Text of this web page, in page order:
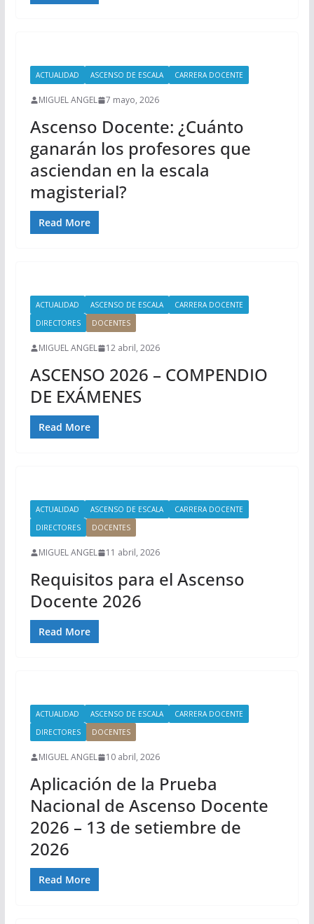
ACTUALIDAD ASCENSO DE ESCALA CARRERA DOCENTE
MIGUEL ANGEL 7 mayo, 2026
Ascenso Docente: ¿Cuánto
ganarán los profesores que
asciendan en la escala
magisterial?
Read More
ACTUALIDAD ASCENSO DE ESCALA
CARRERA DOCENTE
DIRECTORES
DOCENTES
MIGUEL ANGEL 12 abril, 2026
ASCENSO 2026 – COMPENDIO
DE EXÁMENES
Read More
ACTUALIDAD ASCENSO DE ESCALA
CARRERA DOCENTE
DIRECTORES
DOCENTES
MIGUEL ANGEL 11 abril, 2026
Requisitos para el Ascenso
Docente 2026
Read More
ACTUALIDAD ASCENSO DE ESCALA
CARRERA DOCENTE
DIRECTORES
DOCENTES
MIGUEL ANGEL 10 abril, 2026
Aplicación de la Prueba
Nacional de Ascenso Docente
2026 – 13 de setiembre de
2026
Read More